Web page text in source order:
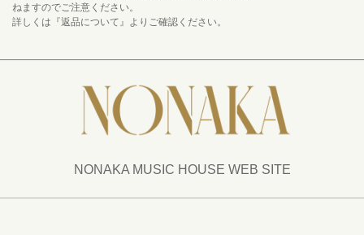
ねますのでご注意ください。
詳しくは『返品について』よりご確認ください。
NONAKA MUSIC HOUSE WEB SITE